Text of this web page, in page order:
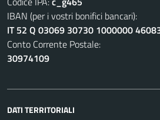
IBAN (per i vostri bonifici bancari):
IT 52 Q 03069 30730 1000000
Conto Corrente Postale:
30974109
DATI TERRITORIALI